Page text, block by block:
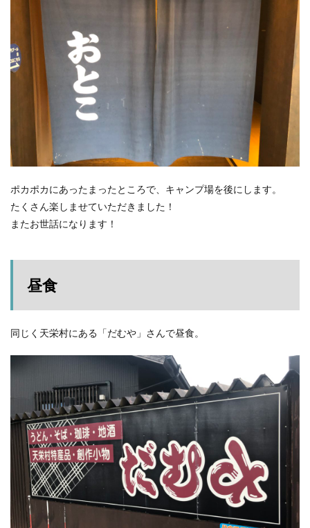
ポカポカにあったまったところで、キャンプ場を後にします。
たくさん楽しませていただきました！
またお世話になります！
昼食
同じく天栄村にある「だむや」さんで昼食。